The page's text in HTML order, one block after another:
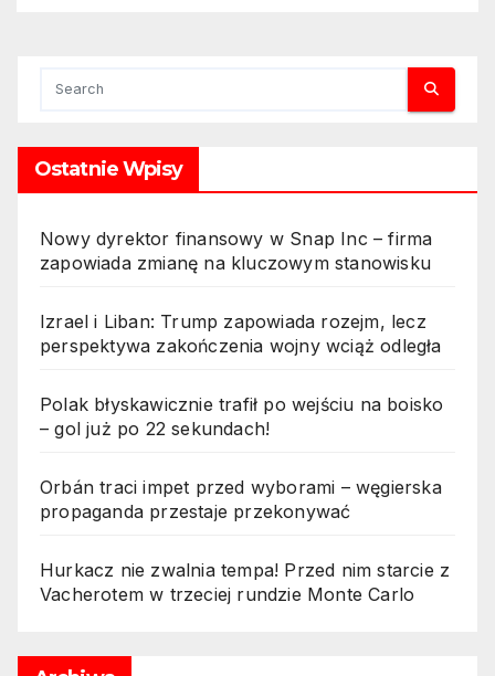
Ostatnie Wpisy
Nowy dyrektor finansowy w Snap Inc – firma
zapowiada zmianę na kluczowym stanowisku
Izrael i Liban: Trump zapowiada rozejm, lecz
perspektywa zakończenia wojny wciąż odległa
Polak błyskawicznie trafił po wejściu na boisko
– gol już po 22 sekundach!
Orbán traci impet przed wyborami – węgierska
propaganda przestaje przekonywać
Hurkacz nie zwalnia tempa! Przed nim starcie z
Vacherotem w trzeciej rundzie Monte Carlo